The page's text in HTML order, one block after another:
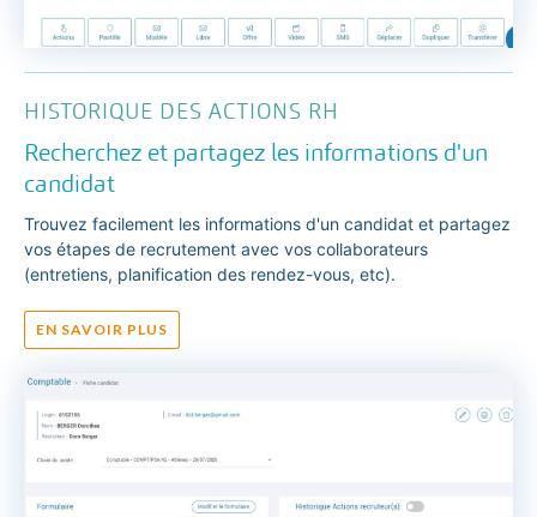
HISTORIQUE DES ACTIONS RH
Recherchez et partagez les informations d'un
candidat
Trouvez facilement les informations d'un candidat et partagez
vos étapes de recrutement avec vos collaborateurs
(entretiens, planification des rendez-vous, etc).
EN SAVOIR PLUS